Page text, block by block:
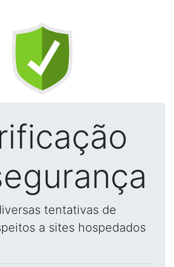
tentativas de
a sites hospedados